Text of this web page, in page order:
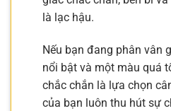
là lạc hậu.
Nếu bạn đang phân vân
nổi bật và một màu quá
chắc chắn là lựa chọn
của bạn luôn thu hút sự